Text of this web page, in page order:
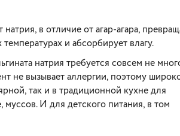
натрия, в отличие от агар-агара,
и абсорбирует влагу.
натрия требуется совсем не
не вызывает аллергии, поэтому
так и в традиционной кухне для
муссов. И для детского питания, в том